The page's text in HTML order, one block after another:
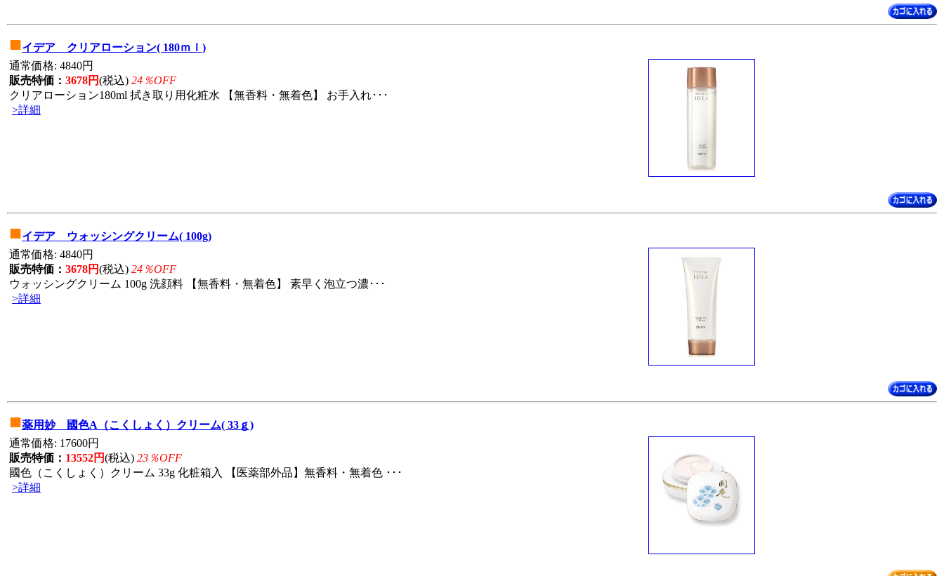
■イデア クリアローション( 180ｍｌ)
通常価格: 4840円
販売特価： 3678円(税込) 24％OFF
クリアローション180ml 拭き取り用化粧水 【無香料・無着色】 お手入れ･･･
>詳細
■イデア ウォッシングクリーム( 100g)
通常価格: 4840円
販売特価： 3678円(税込) 24％OFF
ウォッシングクリーム 100g 洗顔料 【無香料・無着色】 素早く泡立つ濃･･･
>詳細
■薬用妙 國色A（こくしょく）クリーム( 33ｇ)
通常価格: 17600円
販売特価： 13552円(税込) 23％OFF
國色（こくしょく）クリーム 33g 化粧箱入 【医薬部外品】無香料・無着色 ･･･
>詳細